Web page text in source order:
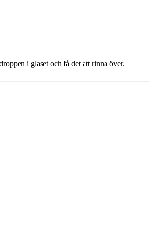
i glaset och få det att rinna över.